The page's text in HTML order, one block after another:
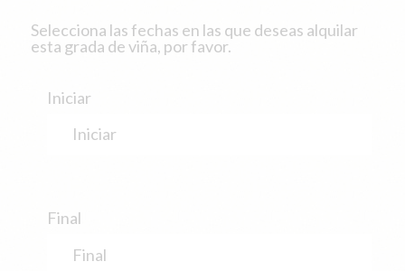
Selecciona las fechas en las que deseas alquilar
esta grada de viña, por favor.
Iniciar
Final